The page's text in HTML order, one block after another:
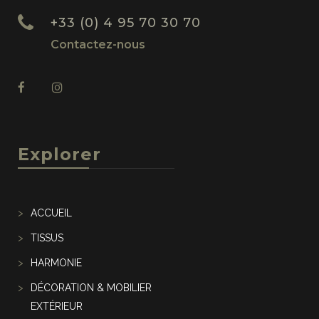
+33 (0) 4 95 70 30 70
Contactez-nous
Explorer
ACCUEIL
TISSUS
HARMONIE
DÉCORATION & MOBILIER
EXTÉRIEUR